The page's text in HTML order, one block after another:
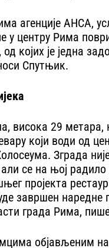
агенције АНСА,
у центру Рима
којих је једна
Спутњик.
висока 29 метара,
који води од
Зграда
се на њој радило
пројекта
завршен наредне
града Рима, пише
објављеним